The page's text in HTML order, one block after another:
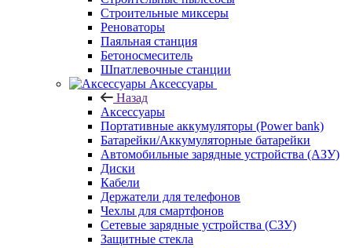
Строительные миксеры
Реноваторы
Паяльная станция
Бетоносмеситель
Шпатлевочные станции
Аксессуары
Назад
Аксессуары
Портативные аккумуляторы (Power bank)
Батарейки/Аккумуляторные батарейки
Автомобильные зарядные устройства (АЗУ)
Диски
Кабели
Держатели для телефонов
Чехлы для смартфонов
Сетевые зарядные устройства (СЗУ)
Защитные стекла